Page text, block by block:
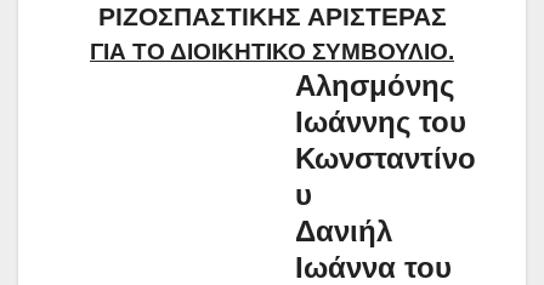
ΡΙΖΟΣΠΑΣΤΙΚΗΣ ΑΡΙΣΤΕΡΑΣ
ΓΙΑ ΤΟ ΔΙΟΙΚΗΤΙΚΟ ΣΥΜΒΟΥΛΙΟ.
Αλησμόνης
Ιωάννης του
Κωνσταντίνο
υ
Δανιήλ
Ιωάννα του